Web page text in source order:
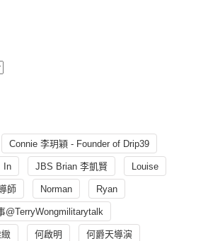
Connie 李玥穎 - Founder of Drip39
In JBS Brian 李凱賢 Louise
師 Norman Ryan
@TerryWongmilitarytalk
何啟明 何爵天導演